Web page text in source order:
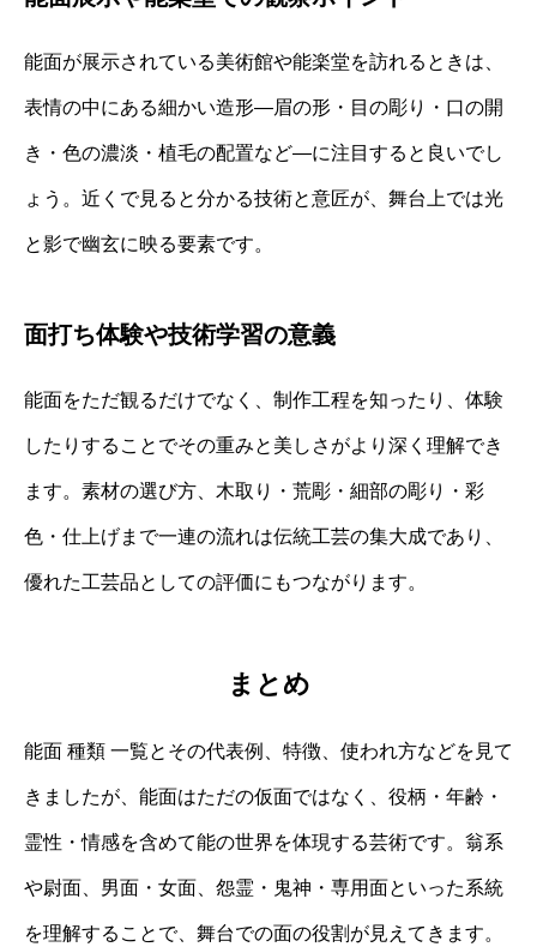
能面が展示されている美術館や能楽堂を訪れるときは、
表情の中にある細かい造形―眉の形・目の彫り・口の開
き・色の濃淡・植毛の配置など―に注目すると良いでし
ょう。近くで見ると分かる技術と意匠が、舞台上では光
と影で幽玄に映る要素です。
面打ち体験や技術学習の意義
能面をただ観るだけでなく、制作工程を知ったり、体験
したりすることでその重みと美しさがより深く理解でき
ます。素材の選び方、木取り・荒彫・細部の彫り・彩
色・仕上げまで一連の流れは伝統工芸の集大成であり、
優れた工芸品としての評価にもつながります。
まとめ
能面 種類 一覧とその代表例、特徴、使われ方などを見て
きましたが、能面はただの仮面ではなく、役柄・年齢・
霊性・情感を含めて能の世界を体現する芸術です。翁系
や尉面、男面・女面、怨霊・鬼神・専用面といった系統
を理解することで、舞台での面の役割が見えてきます。